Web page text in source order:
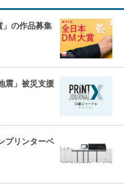
」の作品募集
震」被災支援
プリンターベ